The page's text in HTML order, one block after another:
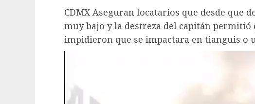
CDMX Aseguran locatarios que desde que
muy bajo y la destreza del capitán
impidieron que se impactara en tianguis o
JULIO 27, 2026